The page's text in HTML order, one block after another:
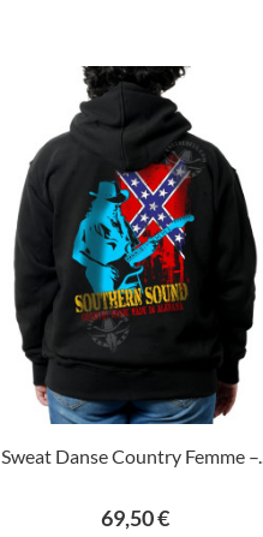
Sweat Danse Country Femme
Prix
69,50 €